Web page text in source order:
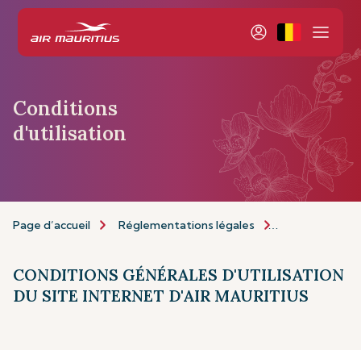
Conditions
d'utilisation
Page d’accueil Réglementations légales
CONDITIONS GÉNÉRALES D'UTILISATION
DU SITE INTERNET D'AIR MAURITIUS